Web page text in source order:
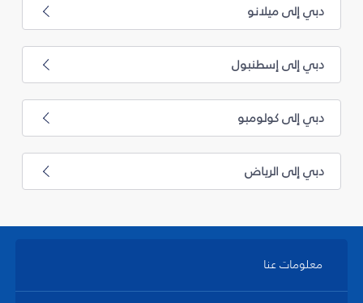
دبي إلى ميلانو
دبي إلى إسطنبول
دبي إلى كولومبو
دبي إلى الرياض
معلومات عنا